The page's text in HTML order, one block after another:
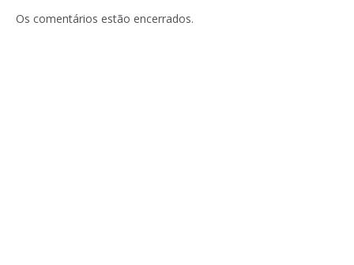
Os comentários estão encerrados.